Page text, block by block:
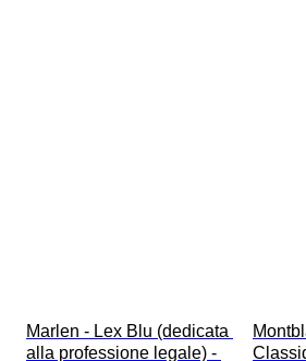
Marlen - Lex Blu (dedicata
alla professione legale) -